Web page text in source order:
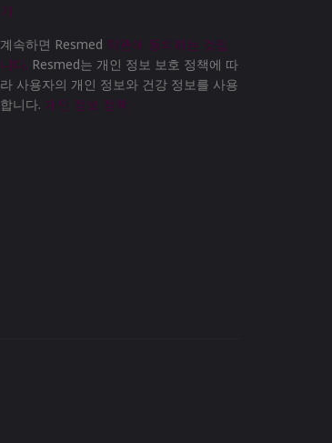
기
계속하면 Resmed 약관에 동의하는 것입
니다. Resmed는 개인 정보 보호 정책에 따
라 사용자의 개인 정보와 건강 정보를 사용
합니다. 개인 정보 정책.